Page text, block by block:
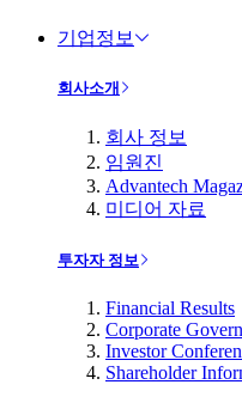
기업정보
회사소개
회사 정보
임원진
Advantech
미디어 자료
투자자 정보
Financial Results
Corporate
Investor
Shareholder